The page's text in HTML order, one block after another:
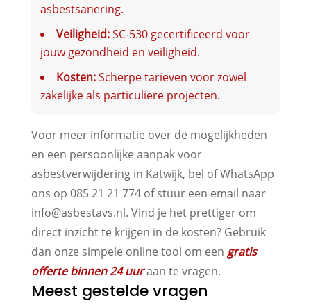
asbestsanering.
Veiligheid:SC-530 gecertificeerd voor
jouw gezondheid en veiligheid.
Kosten:Scherpe tarieven voor zowel
zakelijke als particuliere projecten.
Voor meer informatie over de mogelijkheden
en een persoonlijke aanpak voor
asbestverwijdering in Katwijk, bel of WhatsApp
ons op 085 21 21 774 of stuur een email naar
info@asbestavs.nl. Vind je het prettiger om
direct inzicht te krijgen in de kosten? Gebruik
dan onze simpele online tool om een gratis
offerte binnen 24 uuraan te vragen.
Meest gestelde vragen